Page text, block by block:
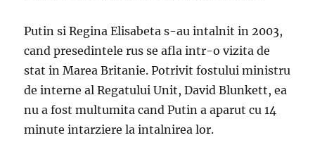
Putin si Regina Elisabeta s-au intalnit in 2003,
cand presedintele rus se afla intr-o vizita de
stat in Marea Britanie. Potrivit fostului ministru
de interne al Regatului Unit, David Blunkett, ea
nu a fost multumita cand Putin a aparut cu 14
minute intarziere la intalnirea lor.